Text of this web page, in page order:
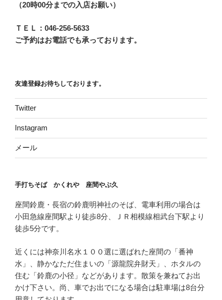
（20時00分までの入店お願い）
ＴＥＬ：046-256-5633
ご予約はお電話でも承っております。
友達登録お待ちしております。
Twitter
Instagram
メール
手打ちそば かくれや 座間やぶ久
座間鈴鹿・長宿の鈴鹿明神社のそば、電車利用の場合は
小田急線座間駅より徒歩8分、ＪＲ相模線相武台下駅より
徒歩5分です。
近くには神奈川名水１００選に選ばれた座間の「番神
水」、静かなただ住まいの「源龍院弁財天」、ホタルの
住む「鈴鹿の小径」などがあります。散策を兼ねてお出
かけ下さい。尚、車でお出でになる場合は駐車場は8台分